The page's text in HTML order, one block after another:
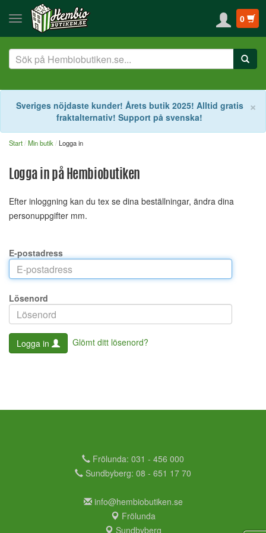
0
×
Sveriges nöjdaste kunder! Årets butik 2025! Alltid gratis
fraktalternativ! Support på svenska!
Start Min butik Logga in
Logga in på Hembiobutiken
Efter inloggning kan du tex se dina beställningar, ändra dina
personuppgifter mm.
E-postadress
Lösenord
Logga in Glömt ditt lösenord?
Frölunda: 031 - 456 000
Sundbyberg: 08 - 651 17 70
info@hembiobutiken.se
Frölunda
Sundbyberg